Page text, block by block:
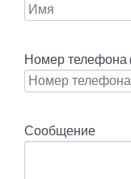
Номер телефона
Сообщение